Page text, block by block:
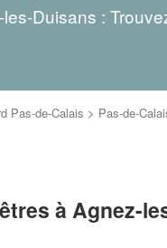
Duisans :
Pas-de-Calais > Pas-de-
à Agnez-